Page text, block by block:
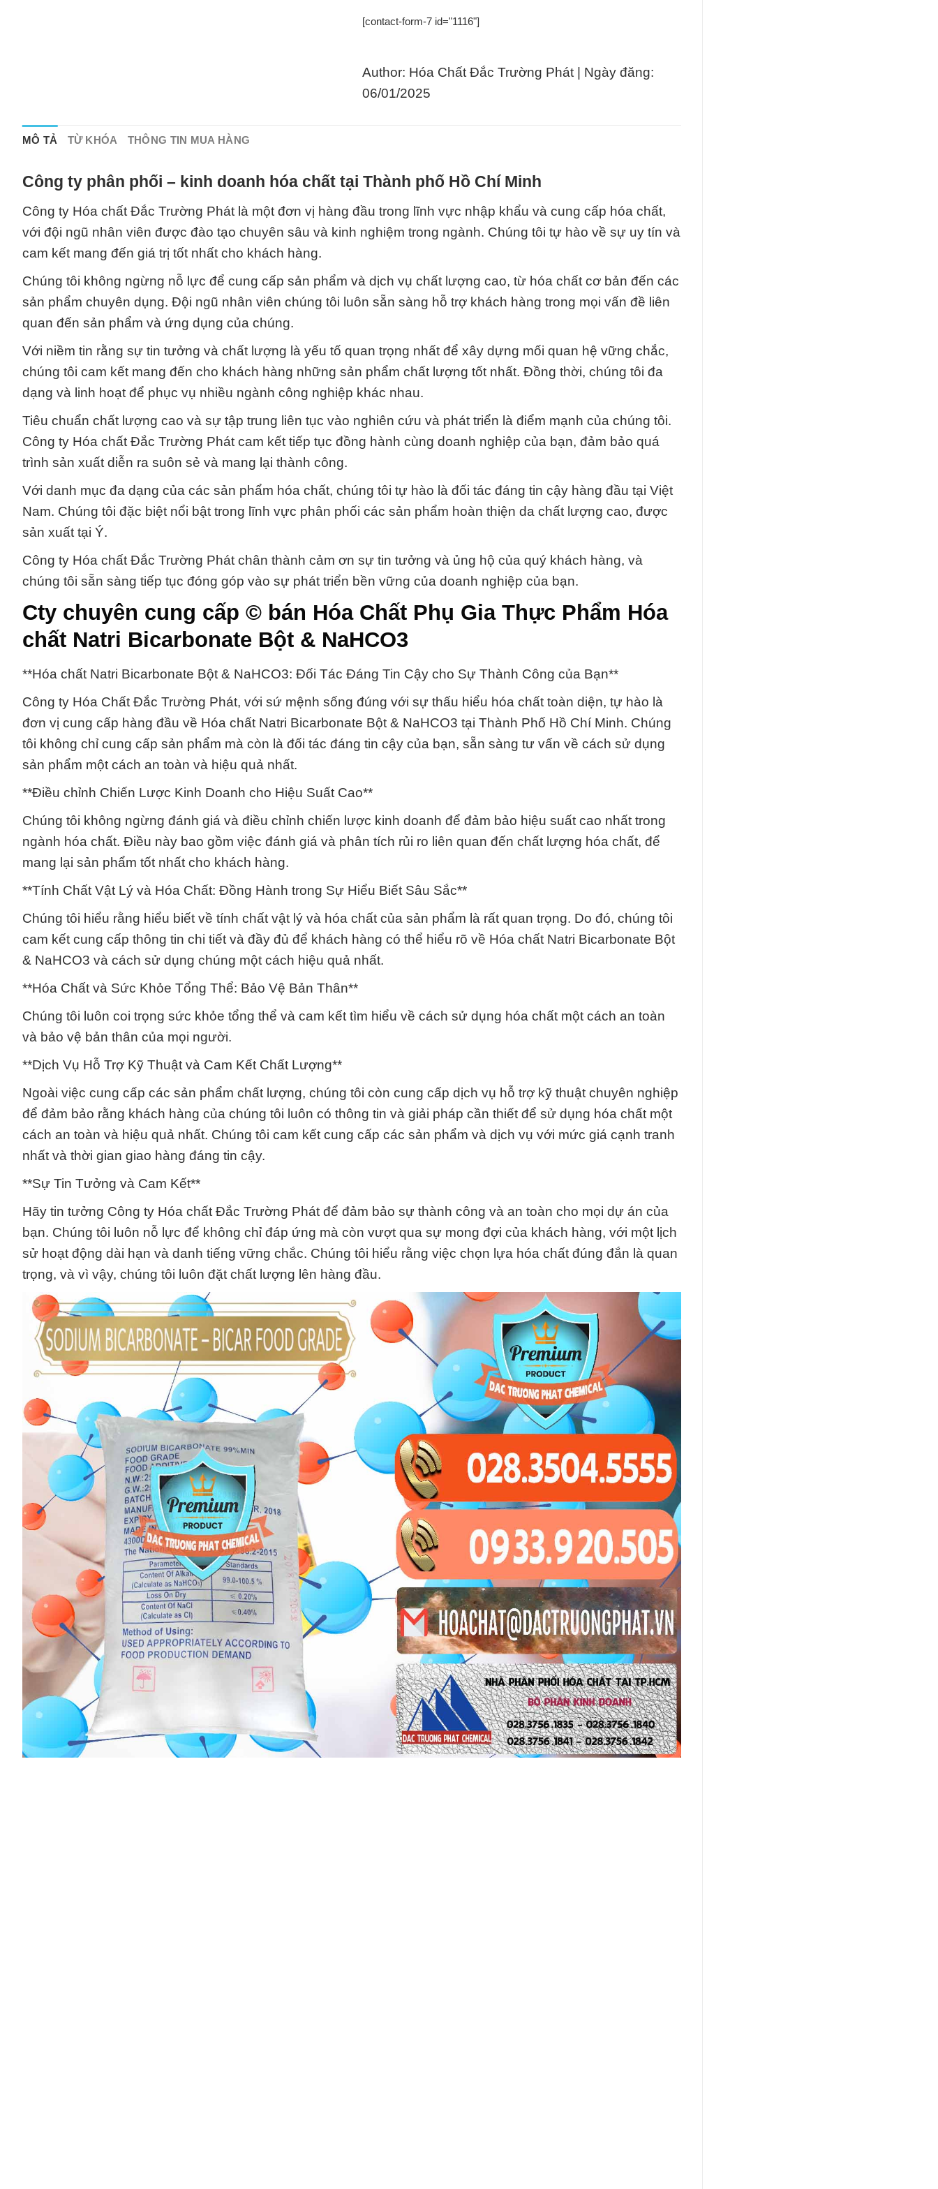
[contact-form-7 id="1116"]
Author: Hóa Chất Đắc Trường Phát | Ngày đăng:
06/01/2025
MÔ TẢ TỪ KHÓA THÔNG TIN MUA HÀNG
Công ty phân phối – kinh doanh hóa chất tại Thành phố Hồ Chí Minh
Công ty Hóa chất Đắc Trường Phát là một đơn vị hàng đầu trong lĩnh vực nhập khẩu và cung cấp hóa chất,
với đội ngũ nhân viên được đào tạo chuyên sâu và kinh nghiệm trong ngành. Chúng tôi tự hào về sự uy tín và
cam kết mang đến giá trị tốt nhất cho khách hàng.
Chúng tôi không ngừng nỗ lực để cung cấp sản phẩm và dịch vụ chất lượng cao, từ hóa chất cơ bản đến các
sản phẩm chuyên dụng. Đội ngũ nhân viên chúng tôi luôn sẵn sàng hỗ trợ khách hàng trong mọi vấn đề liên
quan đến sản phẩm và ứng dụng của chúng.
Với niềm tin rằng sự tin tưởng và chất lượng là yếu tố quan trọng nhất để xây dựng mối quan hệ vững chắc,
chúng tôi cam kết mang đến cho khách hàng những sản phẩm chất lượng tốt nhất. Đồng thời, chúng tôi đa
dạng và linh hoạt để phục vụ nhiều ngành công nghiệp khác nhau.
Tiêu chuẩn chất lượng cao và sự tập trung liên tục vào nghiên cứu và phát triển là điểm mạnh của chúng tôi.
Công ty Hóa chất Đắc Trường Phát cam kết tiếp tục đồng hành cùng doanh nghiệp của bạn, đảm bảo quá
trình sản xuất diễn ra suôn sẻ và mang lại thành công.
Với danh mục đa dạng của các sản phẩm hóa chất, chúng tôi tự hào là đối tác đáng tin cậy hàng đầu tại Việt
Nam. Chúng tôi đặc biệt nổi bật trong lĩnh vực phân phối các sản phẩm hoàn thiện da chất lượng cao, được
sản xuất tại Ý.
Công ty Hóa chất Đắc Trường Phát chân thành cảm ơn sự tin tưởng và ủng hộ của quý khách hàng, và
chúng tôi sẵn sàng tiếp tục đóng góp vào sự phát triển bền vững của doanh nghiệp của bạn.
Cty chuyên cung cấp © bán Hóa Chất Phụ Gia Thực Phẩm Hóa
chất Natri Bicarbonate Bột & NaHCO3
**Hóa chất Natri Bicarbonate Bột & NaHCO3: Đối Tác Đáng Tin Cậy cho Sự Thành Công của Bạn**
Công ty Hóa Chất Đắc Trường Phát, với sứ mệnh sống đúng với sự thấu hiểu hóa chất toàn diện, tự hào là
đơn vị cung cấp hàng đầu về Hóa chất Natri Bicarbonate Bột & NaHCO3 tại Thành Phố Hồ Chí Minh. Chúng
tôi không chỉ cung cấp sản phẩm mà còn là đối tác đáng tin cậy của bạn, sẵn sàng tư vấn về cách sử dụng
sản phẩm một cách an toàn và hiệu quả nhất.
**Điều chỉnh Chiến Lược Kinh Doanh cho Hiệu Suất Cao**
Chúng tôi không ngừng đánh giá và điều chỉnh chiến lược kinh doanh để đảm bảo hiệu suất cao nhất trong
ngành hóa chất. Điều này bao gồm việc đánh giá và phân tích rủi ro liên quan đến chất lượng hóa chất, để
mang lại sản phẩm tốt nhất cho khách hàng.
**Tính Chất Vật Lý và Hóa Chất: Đồng Hành trong Sự Hiểu Biết Sâu Sắc**
Chúng tôi hiểu rằng hiểu biết về tính chất vật lý và hóa chất của sản phẩm là rất quan trọng. Do đó, chúng tôi
cam kết cung cấp thông tin chi tiết và đầy đủ để khách hàng có thể hiểu rõ về Hóa chất Natri Bicarbonate Bột
& NaHCO3 và cách sử dụng chúng một cách hiệu quả nhất.
**Hóa Chất và Sức Khỏe Tổng Thể: Bảo Vệ Bản Thân**
Chúng tôi luôn coi trọng sức khỏe tổng thể và cam kết tìm hiểu về cách sử dụng hóa chất một cách an toàn
và bảo vệ bản thân của mọi người.
**Dịch Vụ Hỗ Trợ Kỹ Thuật và Cam Kết Chất Lượng**
Ngoài việc cung cấp các sản phẩm chất lượng, chúng tôi còn cung cấp dịch vụ hỗ trợ kỹ thuật chuyên nghiệp
để đảm bảo rằng khách hàng của chúng tôi luôn có thông tin và giải pháp cần thiết để sử dụng hóa chất một
cách an toàn và hiệu quả nhất. Chúng tôi cam kết cung cấp các sản phẩm và dịch vụ với mức giá cạnh tranh
nhất và thời gian giao hàng đáng tin cậy.
**Sự Tin Tưởng và Cam Kết**
Hãy tin tưởng Công ty Hóa chất Đắc Trường Phát để đảm bảo sự thành công và an toàn cho mọi dự án của
bạn. Chúng tôi luôn nỗ lực để không chỉ đáp ứng mà còn vượt qua sự mong đợi của khách hàng, với một lịch
sử hoạt động dài hạn và danh tiếng vững chắc. Chúng tôi hiểu rằng việc chọn lựa hóa chất đúng đắn là quan
trọng, và vì vậy, chúng tôi luôn đặt chất lượng lên hàng đầu.